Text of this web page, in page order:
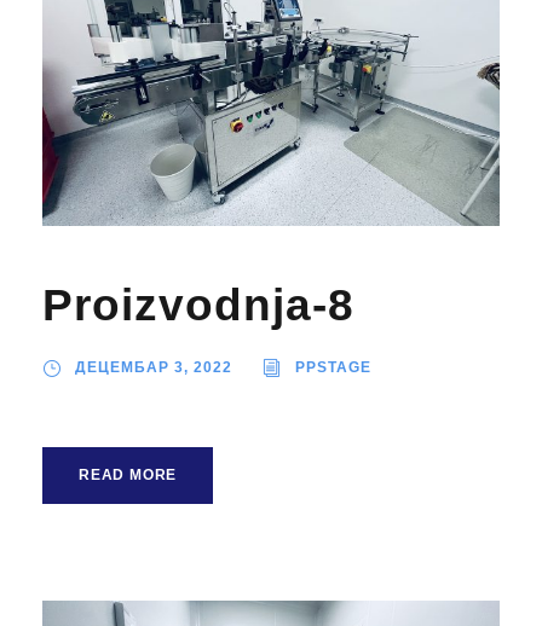
Proizvodnja-8
ДЕЦЕМБАР 3, 2022 PPSTAGE
READ MORE